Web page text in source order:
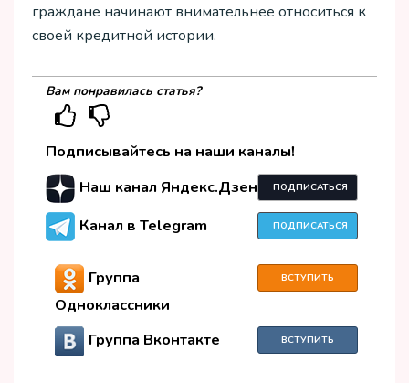
граждане начинают внимательнее относиться к
своей кредитной истории.
Вам понравилась статья?
Подписывайтесь на наши каналы!
Наш канал Яндекс.Дзен
ПОДПИСАТЬСЯ
Канал в Telegram ПОДПИСАТЬСЯ
Группа
Одноклассники
ВСТУПИТЬ
Группа Вконтакте ВСТУПИТЬ